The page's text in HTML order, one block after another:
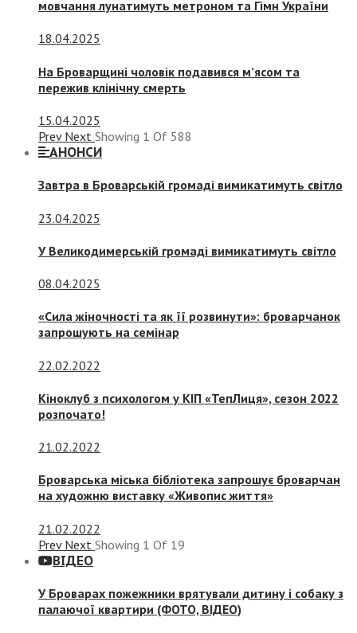
мовчання лунатимуть метроном та Гімн України
18.04.2025
На Броварщині чоловік подавився м’ясом та
пережив клінічну смерть
15.04.2025
Prev Next Showing 1 Of 588
АНОНСИ
Завтра в Броварській громаді вимикатимуть світло
23.04.2025
У Великодимерській громаді вимикатимуть світло
08.04.2025
«Сила жіночності та як її розвинути»: броварчанок
запрошують на семінар
22.02.2022
Кіноклуб з психологом у КІП «ТепЛиця», сезон 2022
розпочато!
21.02.2022
Броварська міська бібліотека запрошує броварчан
на художню виставку «Живопис життя»
21.02.2022
Prev Next Showing 1 Of 19
ВІДЕО
У Броварах пожежники врятували дитину і собаку з
палаючої квартири (ФОТО, ВІДЕО)